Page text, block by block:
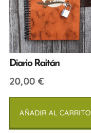
Diario Raitán
20,00 €
AÑADIR AL CARRITO